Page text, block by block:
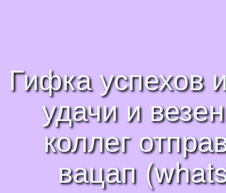
Гифка успехов
удачи и
коллег
вацап